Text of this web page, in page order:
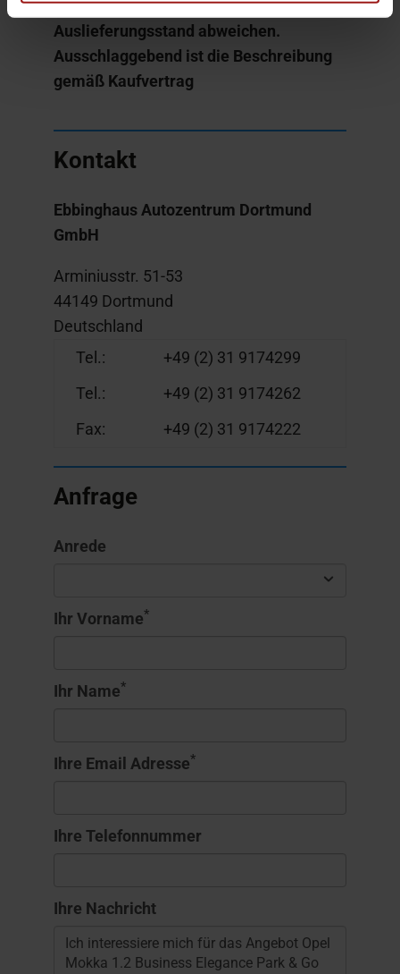
Darstellungen können vom
Auslieferungsstand abweichen.
Ausschlaggebend ist die Beschreibung
gemäß Kaufvertrag
Kontakt
Ebbinghaus Autozentrum Dortmund
GmbH
Arminiusstr. 51-53
44149 Dortmund
Deutschland
Tel.:
+49 (2) 31 9174299
Tel.:
+49 (2) 31 9174262
Fax:
+49 (2) 31 9174222
Anfrage
Anrede
Ihr Vorname*
Ihr Name*
Ihre Email Adresse*
Ihre Telefonnummer
Ihre Nachricht